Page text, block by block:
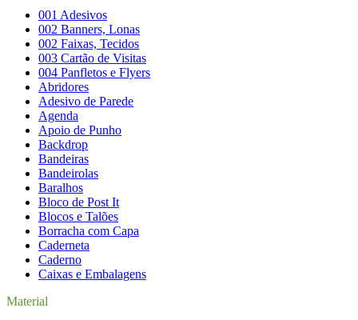
001 Adesivos
002 Banners, Lonas
002 Faixas, Tecidos
003 Cartão de Visitas
004 Panfletos e Flyers
Abridores
Adesivo de Parede
Agenda
Apoio de Punho
Backdrop
Bandeiras
Bandeirolas
Baralhos
Bloco de Post It
Blocos e Talões
Borracha com Capa
Caderneta
Caderno
Caixas e Embalagens
Material